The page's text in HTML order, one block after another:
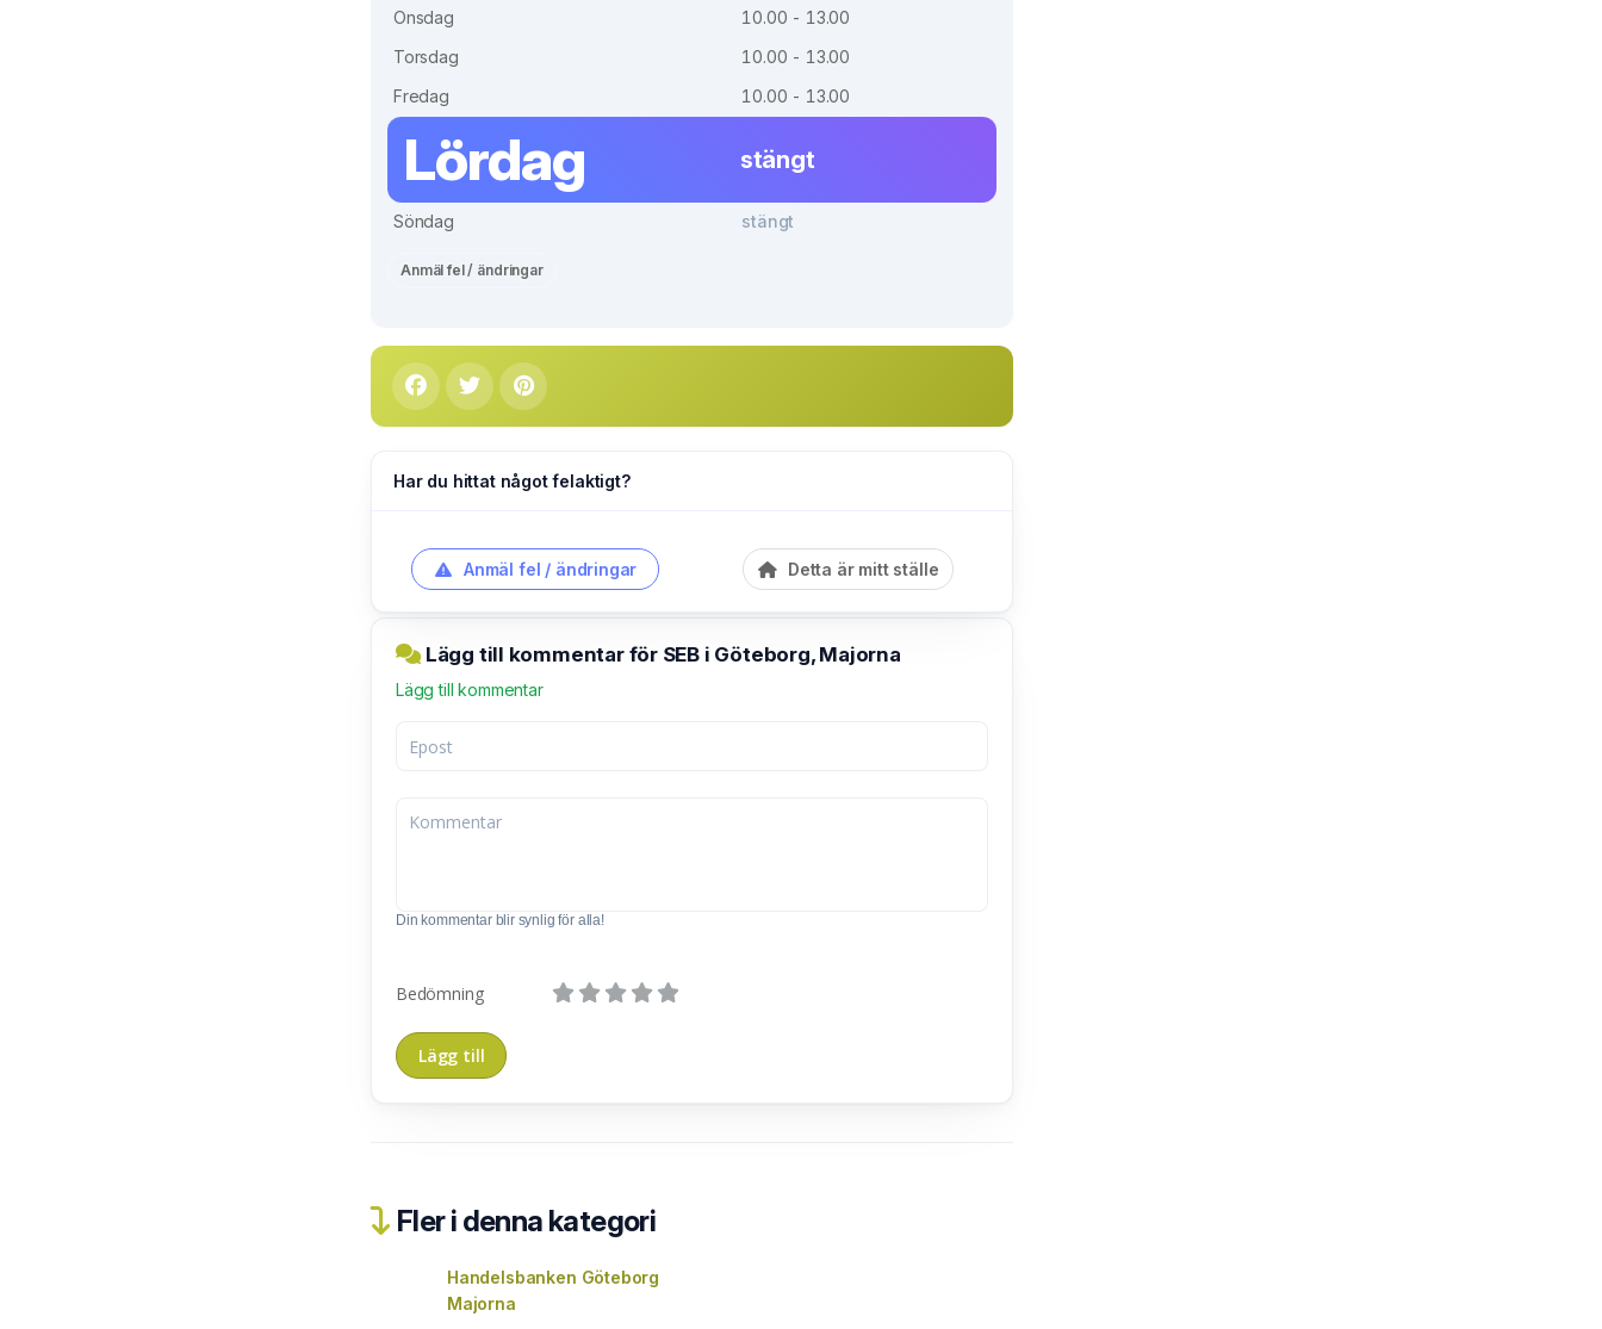
Onsdag
10.00 - 13.00
Torsdag
10.00 - 13.00
Fredag
10.00 - 13.00
Lördag stängt
Söndag stängt
Anmäl fel / ändringar
Har du hittat något felaktigt?
Anmäl fel / ändringar Detta är mitt ställe
Lägg till kommentar för SEB i Göteborg, Majorna
Lägg till kommentar
Din kommentar blir synlig för alla!
Bedömning
Fler i denna kategori
Handelsbanken Göteborg
Majorna